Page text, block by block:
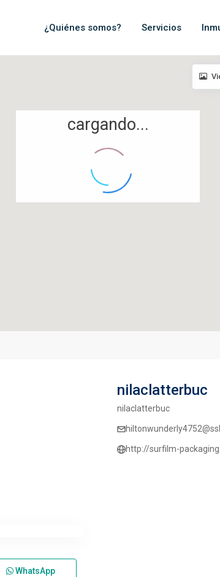
¿Quiénes somos? Servicios
cargando...
nilaclatterbuc
nilaclatterbuc
http://surfilm-
WhatsApp